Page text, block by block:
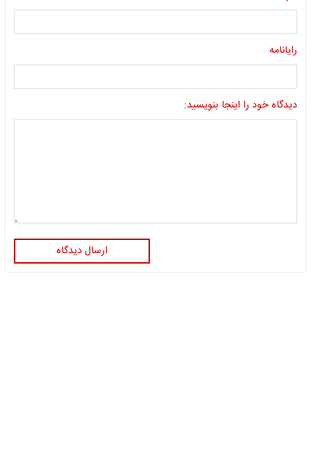
رایانامه
دیدگاه خود را اینجا بنویسید:
ارسال دیدگاه